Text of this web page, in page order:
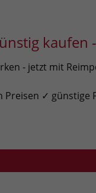
kaufen
- jetzt mit
Preisen ✓